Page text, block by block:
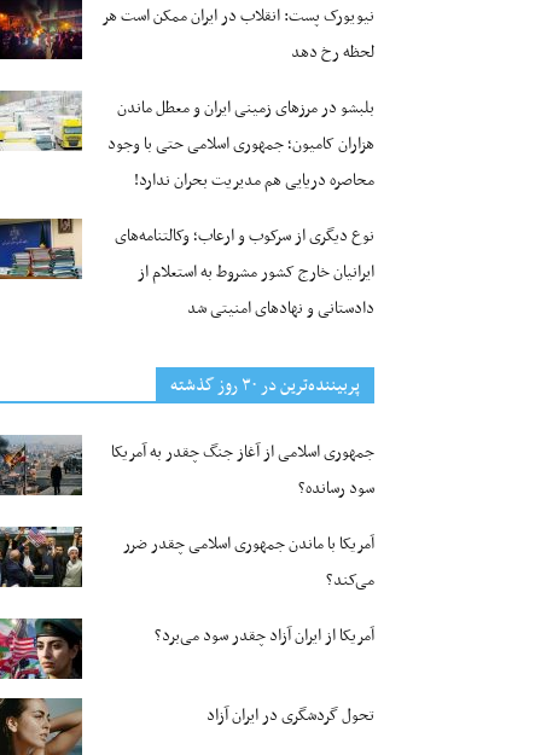
نیویورک پست: انقلاب در ایران ممکن است هر
لحظه رخ دهد
بلبشو در مرزهای زمینی ایران و معطل ماندن
هزاران کامیون؛ جمهوری اسلامی حتی با وجود
محاصره دریایی هم مدیریت بحران ندارد!
نوع دیگری از سرکوب و ارعاب؛ وکالتنامه‌های
ایرانیان خارج کشور مشروط به استعلام از
دادستانی و نهادهای امنیتی شد
پربیننده‌ترین‌ در ۳۰ روز گذشته
جمهوری اسلامی از آغاز جنگ چقدر به آمریکا
سود رسانده؟
آمریکا با ماندن جمهوری اسلامی چقدر ضرر
می‌کند؟
آمریکا از ایران آزاد چقدر سود می‌برد؟
تحول گردشگری در ایران آزاد